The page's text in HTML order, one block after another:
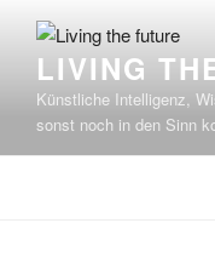
Inhalt
springenLIVING
Künstliche Intelligenz,
sonst noch in den Sinn